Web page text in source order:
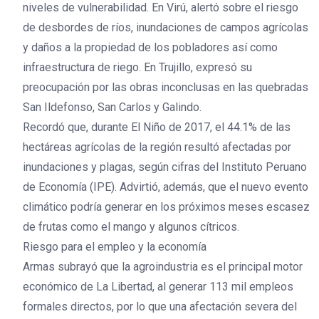
niveles de vulnerabilidad. En Virú, alertó sobre el riesgo
de desbordes de ríos, inundaciones de campos agrícolas
y daños a la propiedad de los pobladores así como
infraestructura de riego. En Trujillo, expresó su
preocupación por las obras inconclusas en las quebradas
San Ildefonso, San Carlos y Galindo.
Recordó que, durante El Niño de 2017, el 44.1% de las
hectáreas agrícolas de la región resultó afectadas por
inundaciones y plagas, según cifras del Instituto Peruano
de Economía (IPE). Advirtió, además, que el nuevo evento
climático podría generar en los próximos meses escasez
de frutas como el mango y algunos cítricos.
Riesgo para el empleo y la economía
Armas subrayó que la agroindustria es el principal motor
económico de La Libertad, al generar 113 mil empleos
formales directos, por lo que una afectación severa del